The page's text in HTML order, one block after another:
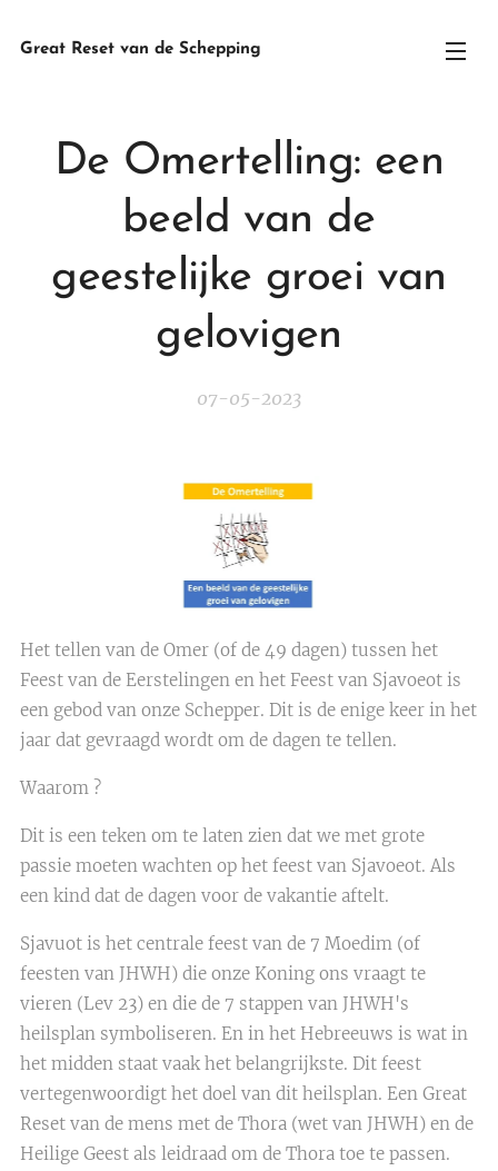
Great Reset van de Schepping
De Omertelling: een
beeld van de
geestelijke groei van
gelovigen
07-05-2023
Het tellen van de Omer (of de 49 dagen) tussen het
Feest van de Eerstelingen en het Feest van Sjavoeot is
een gebod van onze Schepper. Dit is de enige keer in het
jaar dat gevraagd wordt om de dagen te tellen.
Waarom ?
Dit is een teken om te laten zien dat we met grote
passie moeten wachten op het feest van Sjavoeot. Als
een kind dat de dagen voor de vakantie aftelt.
Sjavuot is het centrale feest van de 7 Moedim (of
feesten van JHWH) die onze Koning ons vraagt te
vieren (Lev 23) en die de 7 stappen van JHWH's
heilsplan symboliseren. En in het Hebreeuws is wat in
het midden staat vaak het belangrijkste. Dit feest
vertegenwoordigt het doel van dit heilsplan. Een Great
Reset van de mens met de Thora (wet van JHWH) en de
Heilige Geest als leidraad om de Thora toe te passen.